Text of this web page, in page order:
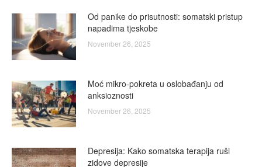
Od panike do prisutnosti: somatski pristup
napadima tjeskobe
November 26, 2025
Moć mikro-pokreta u oslobađanju od
anksioznosti
November 26, 2025
Depresija: Kako somatska terapija ruši
zidove depresije